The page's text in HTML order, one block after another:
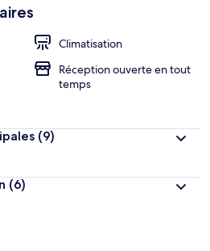
Climatisation
Réception ouverte en tout
temps
(9)
(6)